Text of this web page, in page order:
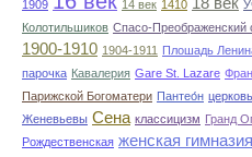
1909
14 век 1410
Колотильшиков Спасо-Преображенский
1900-1910 1904-1911 Плошадь
парочка Кавалерия Gare St. Lazare
Парижской Богоматери Пантео́н
Женевьевы Сена классицизм Гранд
Рождественская женская гимназия